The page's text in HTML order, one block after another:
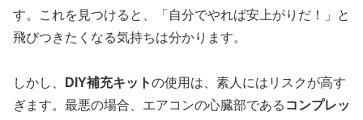
す。これを見つけると、「自分でやれば安上がりだ！」と
飛びつきたくなる気持ちは分かります。
しかし、 DIY補充キットの使用は、素人にはリスクが高す
ぎます。最悪の場合、エアコンの心臓部である コンプレッ